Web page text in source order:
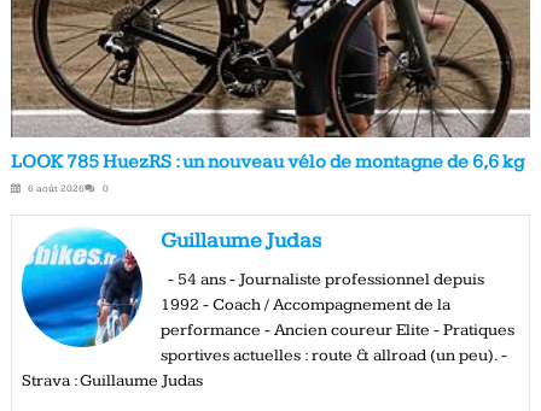
LOOK 785 HuezRS : un nouveau vélo de montagne de 6,6 kg
6 août 2026 0
Guillaume Judas
- 54 ans - Journaliste professionnel depuis
1992 - Coach / Accompagnement de la
performance - Ancien coureur Elite - Pratiques
sportives actuelles : route & allroad (un peu). -
Strava : Guillaume Judas